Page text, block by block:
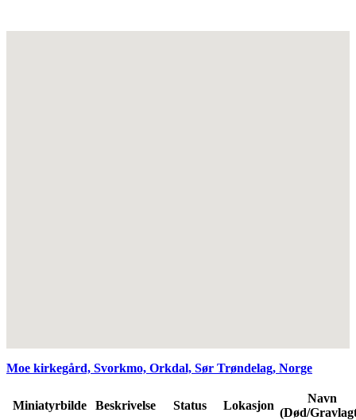
Moe kirkegård, Svorkmo, Orkdal, Sør Trøndelag, Norge
Miniatyrbilde Beskrivelse Status Lokasjon
Navn
(Død/